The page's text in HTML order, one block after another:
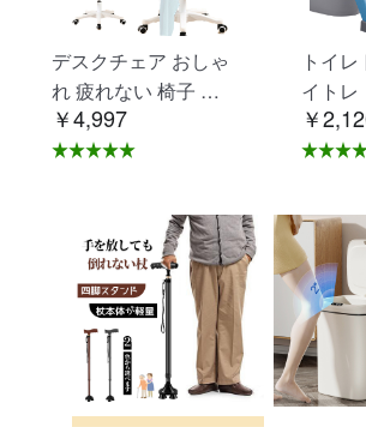
デスクチェア おしゃ
れ 疲れない 椅子 白
ホワイト デスクチェ
ア 疲れにくい 学習椅
学習チェア オフィス
チェア パソコンチェ
ア ベロア調 インテリ
ア 椅子 イス 在宅ワ
ーク アシェル ブリリ
アント C-56
￥4,997
トイ
イトレ
ニング
折りた
供用 便
踏み台
子供 子
送料無
テップ
8
￥